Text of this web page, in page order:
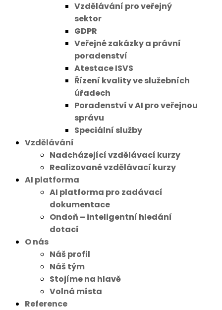
Vzdělávání pro veřejný
sektor
GDPR
Veřejné zakázky a právní
poradenství
Atestace ISVS
Řízení kvality ve služebních
úřadech
Poradenství v AI pro veřejnou
správu
Speciální služby
Vzdělávání
Nadcházející vzdělávací kurzy
Realizované vzdělávací kurzy
AI platforma
AI platforma pro zadávací
dokumentace
Ondoň – inteligentní hledání
dotací
O nás
Náš profil
Náš tým
Stojíme na hlavě
Volná místa
Reference